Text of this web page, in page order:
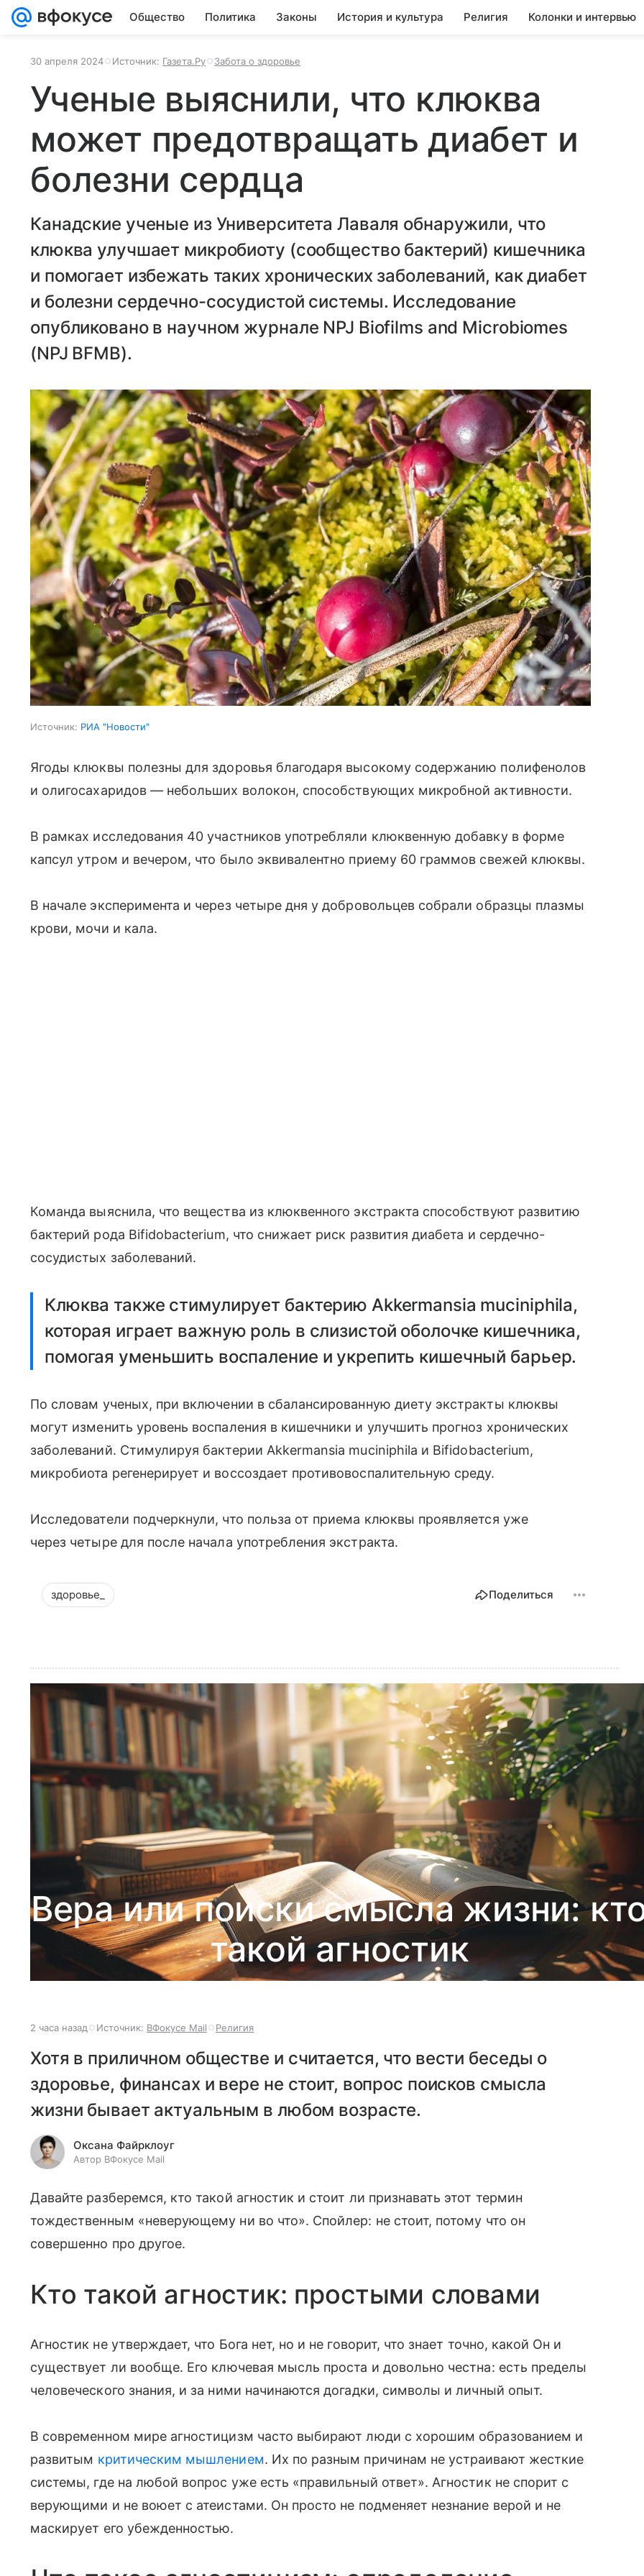
Общество Политика Законы История и культура Религия Колонки и интервью
30 апреля 2024 Источник: Газета.Ру Забота о здоровье
Ученые выяснили, что клюква
может предотвращать диабет и
болезни сердца
Канадские ученые из Университета Лаваля обнаружили, что
клюква улучшает микробиоту (сообщество бактерий) кишечника
и помогает избежать таких хронических заболеваний, как диабет
и болезни сердечно-сосудистой системы. Исследование
опубликовано в научном журнале NPJ Biofilms and Microbiomes
(NPJ BFMB).
Источник: РИА "Новости"
Ягоды клюквы полезны для здоровья благодаря высокому содержанию полифенолов
и олигосахаридов — небольших волокон, способствующих микробной активности.
В рамках исследования 40 участников употребляли клюквенную добавку в форме
капсул утром и вечером, что было эквивалентно приему 60 граммов свежей клюквы.
В начале эксперимента и через четыре дня у добровольцев собрали образцы плазмы
крови, мочи и кала.
Команда выяснила, что вещества из клюквенного экстракта способствуют развитию
бактерий рода Bifidobacterium, что снижает риск развития диабета и сердечно-
сосудистых заболеваний.
Клюква также стимулирует бактерию Akkermansia muciniphila,
которая играет важную роль в слизистой оболочке кишечника,
помогая уменьшить воспаление и укрепить кишечный барьер.
По словам ученых, при включении в сбалансированную диету экстракты клюквы
могут изменить уровень воспаления в кишечники и улучшить прогноз хронических
заболеваний. Стимулируя бактерии Akkermansia muciniphila и Bifidobacterium,
микробиота регенерирует и воссоздает противовоспалительную среду.
Исследователи подчеркнули, что польза от приема клюквы проявляется уже
через четыре для после начала употребления экстракта.
здоровье_ Поделиться
Вера или поиски смысла жизни:
такой агностик
2 часа назад Источник: ВФокусе Mail Религия
Хотя в приличном обществе и считается, что вести беседы о
здоровье, финансах и вере не стоит, вопрос поисков смысла
жизни бывает актуальным в любом возрасте.
Оксана Файрклоуг
Автор ВФокусе Mail
Давайте разберемся, кто такой агностик и стоит ли признавать этот термин
тождественным «неверующему ни во что». Спойлер: не стоит, потому что он
совершенно про другое.
Кто такой агностик: простыми словами
Агностик не утверждает, что Бога нет, но и не говорит, что знает точно, какой Он и
существует ли вообще. Его ключевая мысль проста и довольно честна: есть пределы
человеческого знания, и за ними начинаются догадки, символы и личный опыт.
В современном мире агностицизм часто выбирают люди с хорошим образованием и
развитым критическим мышлением. Их по разным причинам не устраивают жесткие
системы, где на любой вопрос уже есть «правильный ответ». Агностик не спорит с
верующими и не воюет с атеистами. Он просто не подменяет незнание верой и не
маскирует его убежденностью.